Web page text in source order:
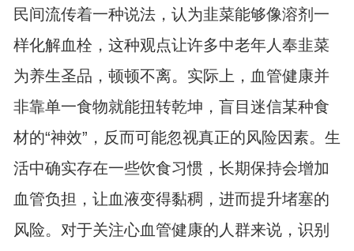
民间流传着一种说法，认为韭菜能够像溶剂一
样化解血栓，这种观点让许多中老年人奉韭菜
为养生圣品，顿顿不离。实际上，血管健康并
非靠单一食物就能扭转乾坤，盲目迷信某种食
材的“神效”，反而可能忽视真正的风险因素。生
活中确实存在一些饮食习惯，长期保持会增加
血管负担，让血液变得黏稠，进而提升堵塞的
风险。对于关注心血管健康的人群来说，识别